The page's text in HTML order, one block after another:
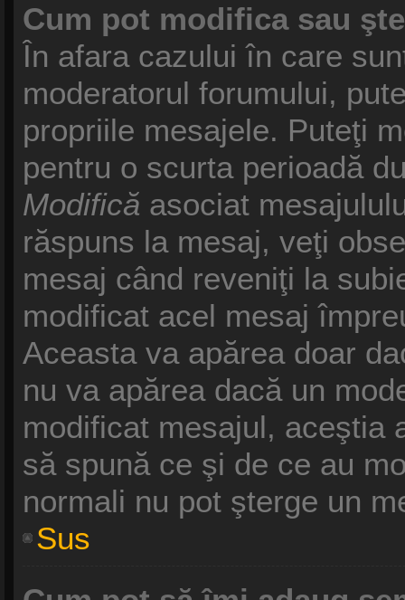
Cum pot modifica sau
În afara cazului în care
moderatorul forumului,
propriile mesajele. Puteţi
pentru o scurta perioadă
Modifică asociat
răspuns la mesaj, veţi
mesaj când reveniţi la
modificat acel mesaj
Aceasta va apărea doar
nu va apărea dacă un
modificat mesajul, aceştia
să spună ce şi de ce au
normali nu pot şterge un
Sus